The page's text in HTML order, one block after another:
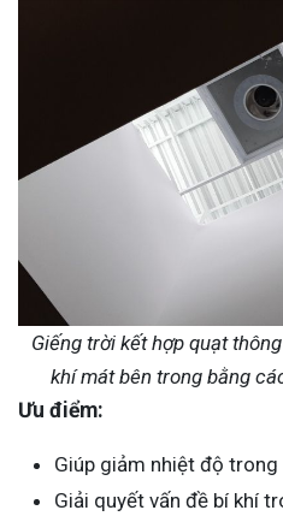
Giếng trời kết hợp quạt
khí mát bên trong bằng
Ưu điểm:
Giúp giảm nhiệt độ trong
Giải quyết vấn đề bí khí